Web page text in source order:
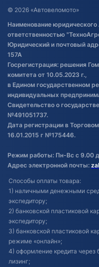
Договор публичной оферты
Обработка файлов cookie
Постановка транспорта на
Обновления в ЭПТС 2024
© 2026 «Автовеломото»
Наименование
ответственностью
Юридический и почтовый
157А
Госрегистрация: решения
комитета от 10.05.2023 г.,
в Едином государственном
индивидуальных
Свидетельство о
№491051737.
Дата регистрации в
16.01.2015 г №175446.
Режим работы: Пн-Вс с 9.00
Адрес электронной почты:
Способы оплаты товара:
1) наличными денежными
экспедитору;
2) банковской пластиковой
экспедитору;
3) банковской пластиковой
режиме «онлайн»;
4) оформление кредита через
лизинг;